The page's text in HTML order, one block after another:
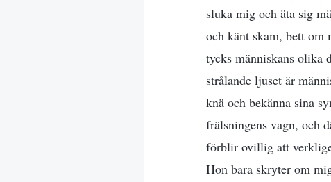
sluka mig och äta sig
och känt skam, bett
tycks människans olika
strålande ljuset är
knä och bekänna sina
frälsningens vagn, och
förblir ovillig att
Hon bara skryter om